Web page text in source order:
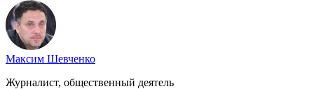
Максим Шевченко
Журналист, общественный деятель